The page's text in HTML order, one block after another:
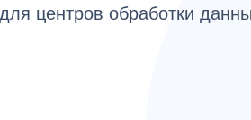
центров обработки